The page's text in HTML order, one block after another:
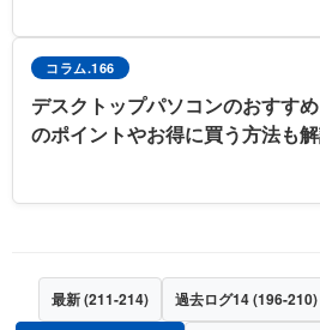
コラム.166
デスクトップパソコンのおすす
のポイントやお得に買う方法も
最新 (211-214) 過去ログ14 (196-210)